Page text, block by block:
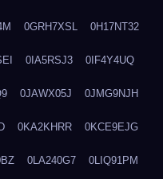
0GRH7XSL 0H17NT32
0IA5RSJ3 0IF4Y4UQ
0JAWX05J 0JMG9NJH
0KA2KHRR 0KCE9EJG
0LA240G7 0LIQ91PM